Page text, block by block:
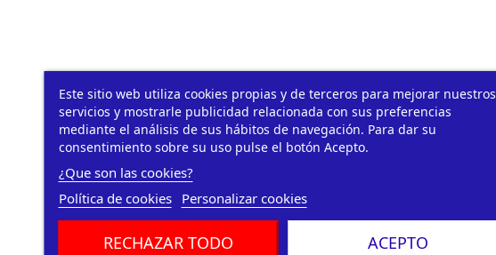
Este sitio web utiliza cookies propias y de terceros para mejorar nuestros
servicios y mostrarle publicidad relacionada con sus preferencias
mediante el análisis de sus hábitos de navegación. Para dar su
consentimiento sobre su uso pulse el botón Acepto.
¿Que son las cookies?
Política de cookies
Personalizar cookies
RECHAZAR TODO ACEPTO